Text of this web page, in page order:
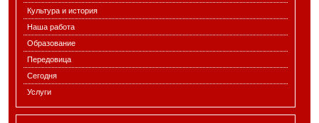
Культура и история
Наша работа
Образование
Передовица
Сегодня
Услуги